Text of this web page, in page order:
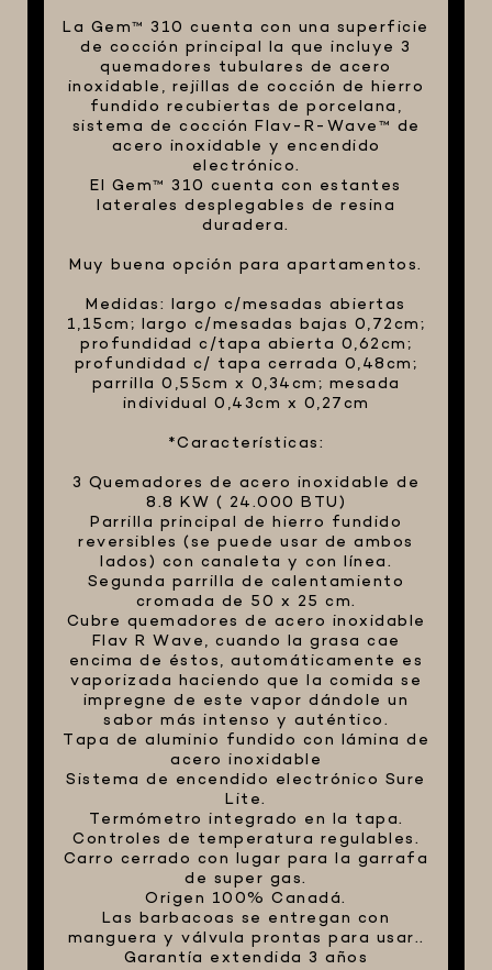
La Gem™ 310 cuenta con una superficie
de cocción principal la que incluye 3
quemadores tubulares de acero
inoxidable, rejillas de cocción de hierro
fundido recubiertas de porcelana,
sistema de cocción Flav-R-Wave™ de
acero inoxidable y encendido
electrónico.
El Gem™ 310 cuenta con estantes
laterales desplegables de resina
duradera.
Muy buena opción para apartamentos.
Medidas: largo c/mesadas abiertas
1,15cm; largo c/mesadas bajas 0,72cm;
profundidad c/tapa abierta 0,62cm;
profundidad c/ tapa cerrada 0,48cm;
parrilla 0,55cm x 0,34cm; mesada
individual 0,43cm x 0,27cm
*Características:
3 Quemadores de acero inoxidable de
8.8 KW ( 24.000 BTU)
Parrilla principal de hierro fundido
reversibles (se puede usar de ambos
lados) con canaleta y con línea.
Segunda parrilla de calentamiento
cromada de 50 x 25 cm.
Cubre quemadores de acero inoxidable
Flav R Wave, cuando la grasa cae
encima de éstos, automáticamente es
vaporizada haciendo que la comida se
impregne de este vapor dándole un
sabor más intenso y auténtico.
Tapa de aluminio fundido con lámina de
acero inoxidable
Sistema de encendido electrónico Sure
Lite.
Termómetro integrado en la tapa.
Controles de temperatura regulables.
Carro cerrado con lugar para la garrafa
de super gas.
Origen 100% Canadá.
Las barbacoas se entregan con
manguera y válvula prontas para usar..
Garantía extendida 3 años